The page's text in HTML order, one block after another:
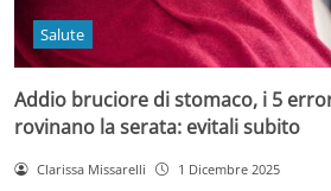
Salute
Addio bruciore di stomaco, i 5
rovinano la serata: evitali subito
Clarissa Missarelli 1 Dicembre 2025